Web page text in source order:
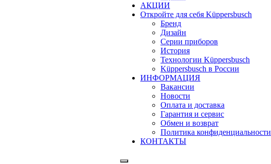
АКЦИИ
Откройте для себя Küppersbusch
Бренд
Дизайн
Серии приборов
История
Технологии Küppersbusch
Küppersbusch в России
ИНФОРМАЦИЯ
Вакансии
Новости
Оплата и доставка
Гарантия и сервис
Обмен и возврат
Политика конфиденциальности
КОНТАКТЫ